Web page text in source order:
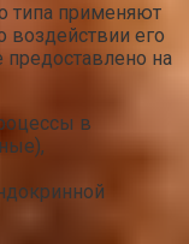
типа применяют
воздействии его
на
в